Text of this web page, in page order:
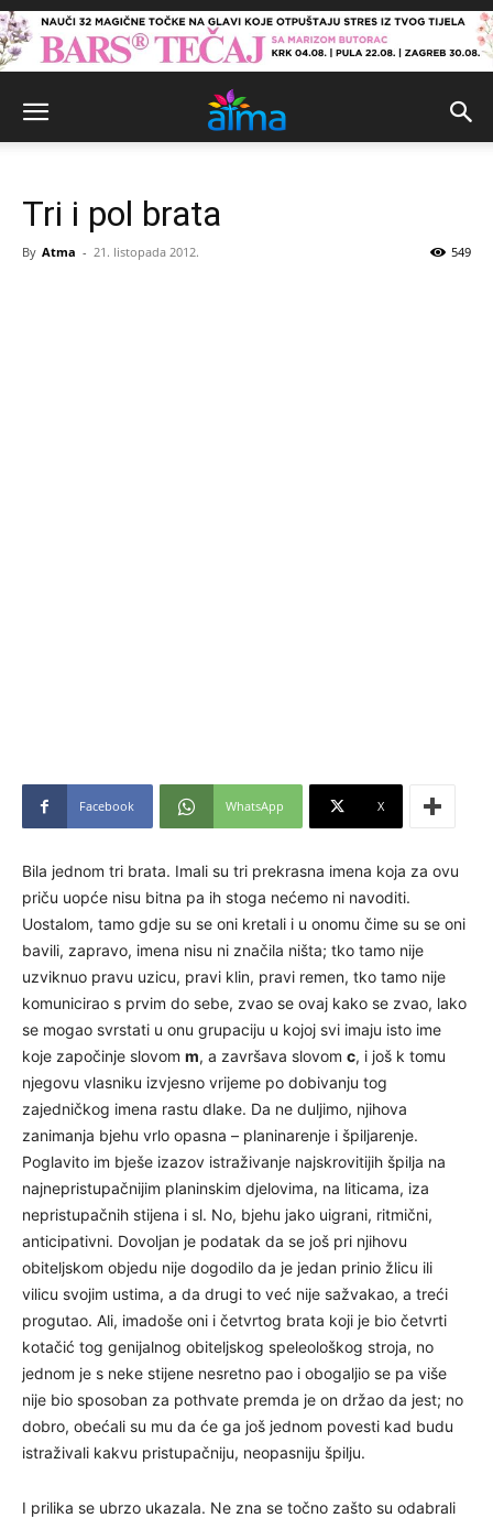
Tri i pol brata
By Atma - 21. listopada 2012. 549
Facebook WhatsApp X
Bila jednom tri brata. Imali su tri prekrasna imena koja za ovu
priču uopće nisu bitna pa ih stoga nećemo ni navoditi.
Uostalom, tamo gdje su se oni kretali i u onomu čime su se oni
bavili, zapravo, imena nisu ni značila ništa; tko tamo nije
uzviknuo pravu uzicu, pravi klin, pravi remen, tko tamo nije
komunicirao s prvim do sebe, zvao se ovaj kako se zvao, lako
se mogao svrstati u onu grupaciju u kojoj svi imaju isto ime
koje započinje slovom m, a završava slovom c, i još k tomu
njegovu vlasniku izvjesno vrijeme po dobivanju tog
zajedničkog imena rastu dlake. Da ne duljimo, njihova
zanimanja bjehu vrlo opasna – planinarenje i špiljarenje.
Poglavito im bješe izazov istraživanje najskrovitijih špilja na
najnepristupačnijim planinskim djelovima, na liticama, iza
nepristupačnih stijena i sl. No, bjehu jako uigrani, ritmični,
anticipativni. Dovoljan je podatak da se još pri njihovu
obiteljskom objedu nije dogodilo da je jedan prinio žlicu ili
vilicu svojim ustima, a da drugi to već nije sažvakao, a treći
progutao. Ali, imadoše oni i četvrtog brata koji je bio četvrti
kotačić tog genijalnog obiteljskog speleološkog stroja, no
jednom je s neke stijene nesretno pao i obogaljio se pa više
nije bio sposoban za pothvate premda je on držao da jest; no
dobro, obećali su mu da će ga još jednom povesti kad budu
istraživali kakvu pristupačniju, neopasniju špilju.
I prilika se ubrzo ukazala. Ne zna se točno zašto su odabrali